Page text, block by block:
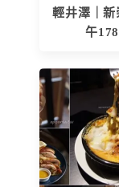
輕井澤｜
午